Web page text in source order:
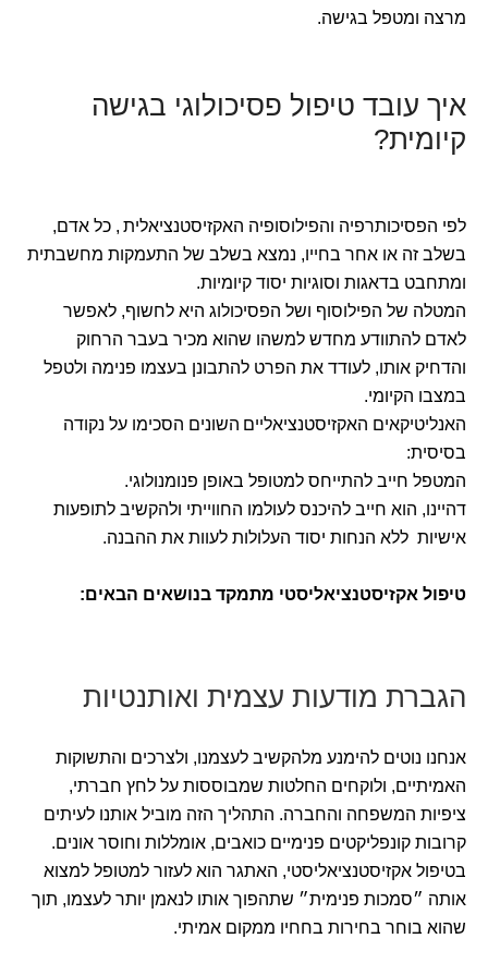
מרצה ומטפל בגישה.
איך עובד טיפול פסיכולוגי בגישה
קיומית?
לפי הפסיכותרפיה והפילוסופיה האקזיסטנציאלית , כל אדם,
בשלב זה או אחר בחייו, נמצא בשלב של התעמקות מחשבתית
ומתחבט בדאגות וסוגיות יסוד קיומיות.
המטלה של הפילוסוף ושל הפסיכולוג היא לחשוף, לאפשר
לאדם להתוודע מחדש למשהו שהוא מכיר בעבר הרחוק
והדחיק אותו, לעודד את הפרט להתבונן בעצמו פנימה ולטפל
במצבו הקיומי.
האנליטיקאים האקזיסטנציאליים השונים הסכימו על נקודה
בסיסית:
המטפל חייב להתייחס למטופל באופן פנומנולוגי.
דהיינו, הוא חייב להיכנס לעולמו החווייתי ולהקשיב לתופעות
אישיות ללא הנחות יסוד העלולות לעוות את ההבנה.
טיפול אקזיסטנציאליסטי מתמקד בנושאים הבאים:
הגברת מודעות עצמית ואותנטיות
אנחנו נוטים להימנע מלהקשיב לעצמנו, ולצרכים והתשוקות
האמיתיים, ולוקחים החלטות שמבוססות על לחץ חברתי,
ציפיות המשפחה והחברה. התהליך הזה מוביל אותנו לעיתים
קרובות קונפליקטים פנימיים כואבים, אומללות וחוסר אונים.
בטיפול אקזיסטנציאליסטי, האתגר הוא לעזור למטופל למצוא
אותה ״סמכות פנימית״ שתהפוך אותו לנאמן יותר לעצמו, תוך
שהוא בוחר בחירות בחחיו ממקום אמיתי.